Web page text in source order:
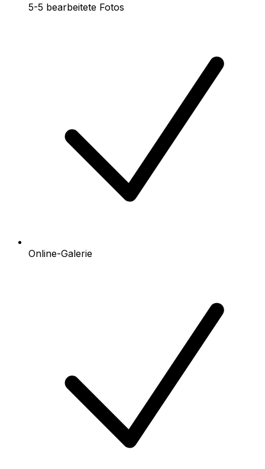
5-5 bearbeitete Fotos
Online-Galerie